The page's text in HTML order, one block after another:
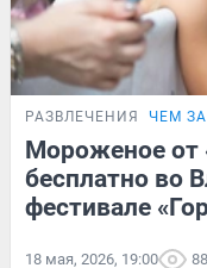
РАЗВЛЕЧЕНИЯ ЧЕМ
Мороженое от
бесплатно во
фестивале
18 мая, 2026, 19:00